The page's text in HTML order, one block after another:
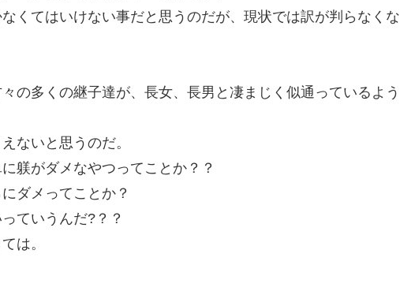
くてはいけない事だと思うのだが、現状では訳が判らなくな
の多くの継子達が、長女、長男と凄まじく似通っているよう
ないと思うのだ。
躾がダメなやつってことか？？
ダメってことか？
ていうんだ?？？
は。